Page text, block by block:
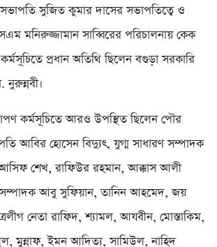
সুজিত কুমার দাসের সভাপতিত্বে ও
মনিরুজ্জামান সাব্বিরের পরিচালনায় কেক
প্রধান অতিথি ছিলেন বগুড়া সরকারি
কর্মসূচিতে আরও উপস্থিত ছিলেন পৌর
আবির হোসেন বিদ্যুৎ, যুগ্ম সাধারণ সম্পাদক
শেখ, রাফিউর রহমান, আক্কাস আলী
সম্পাদক আবু সুফিয়ান, তানিন আহমেদ, জয়
নেতা রাফিদ, শ্যামল, আযবীন, মোস্তাকিম,
মুন্নাফ, ইমন আদিত্য, সামিউল, নাহিদ